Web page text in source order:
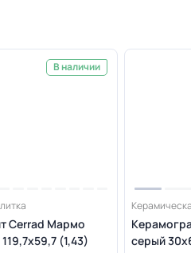
В наличии
Cerrad Мармо
(1,43)
серый